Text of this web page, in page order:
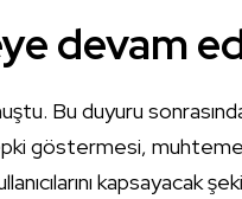
devam
Bu duyuru sonrasında
göstermesi,
kapsayacak